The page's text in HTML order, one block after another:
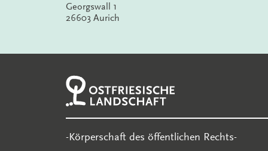
Georgswall 1
26603 Aurich
-Körperschaft des öffentlichen Rechts-